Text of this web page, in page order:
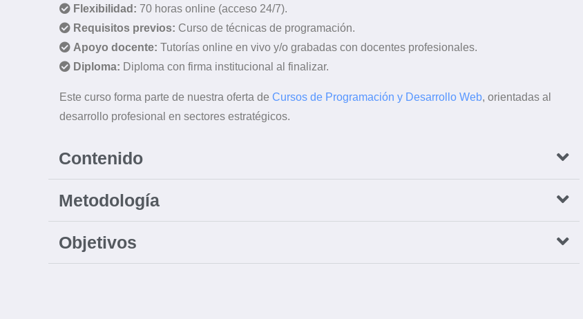
Flexibilidad: 70 horas online (acceso 24/7).
Requisitos previos: Curso de técnicas de programación.
Apoyo docente: Tutorías online en vivo y/o grabadas con docentes profesionales.
Diploma: Diploma con firma institucional al finalizar.
Este curso forma parte de nuestra oferta de Cursos de Programación y Desarrollo Web, orientadas al
desarrollo profesional en sectores estratégicos.
Contenido
Metodología
Objetivos